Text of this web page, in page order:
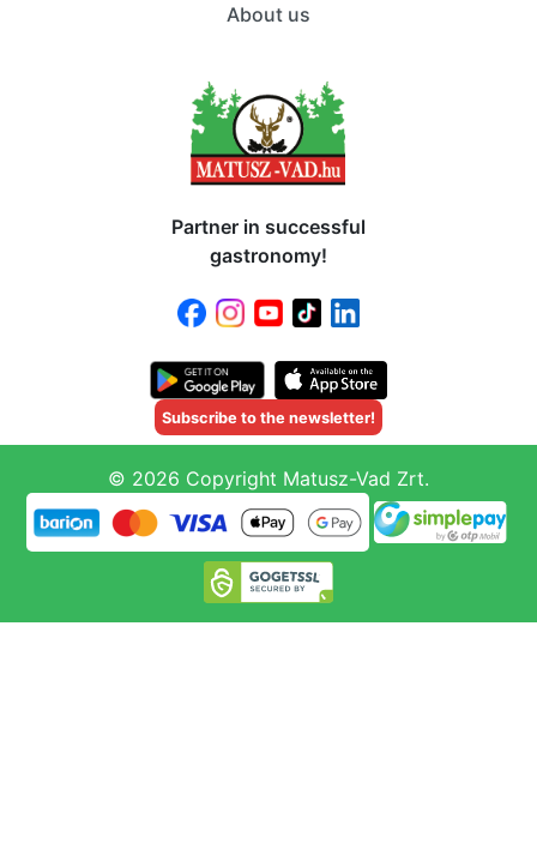
About us
Partner in successful
gastronomy!
Subscribe to the newsletter!
© 2026 Copyright Matusz-Vad Zrt.